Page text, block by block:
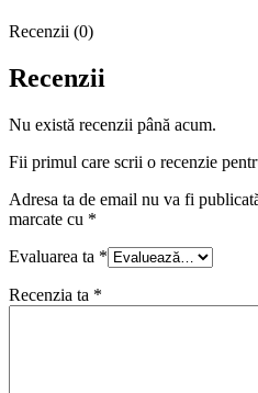
Recenzii (0)
Recenzii
Nu există recenzii până acum.
Fii primul care scrii o recenzie
Adresa ta de email nu va fi
marcate cu *
Evaluarea ta *
Recenzia ta *